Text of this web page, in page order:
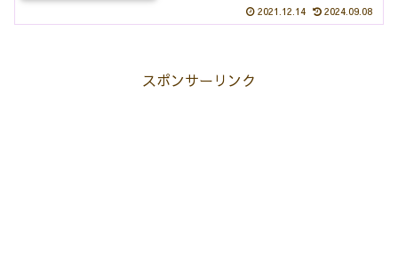
2021.12.14 2024.09.08
スポンサーリンク